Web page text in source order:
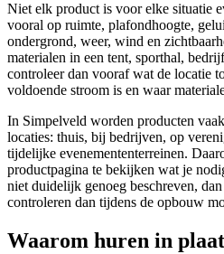
Niet elk product is voor elke situatie
vooral op ruimte, plafondhoogte,
ondergrond, weer, wind en
materialen in een tent, sporthal,
controleer dan vooraf wat de locatie
voldoende stroom is en waar
In Simpelveld worden producten
locaties: thuis, bij bedrijven, op
tijdelijke evenemententerreinen.
productpagina te bekijken wat je
niet duidelijk genoeg beschreven,
controleren dan tijdens de opbouw
Waarom huren in